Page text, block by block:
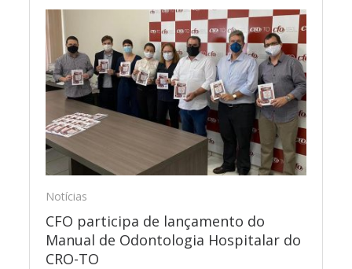
Notícias
CFO participa de lançamento do
Manual de Odontologia Hospitalar do
CRO-TO